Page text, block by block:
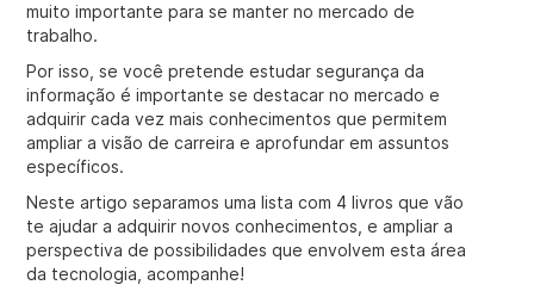
muito importante para se manter no mercado de
trabalho.
Por isso, se você pretende estudar segurança da
informação é importante se destacar no mercado e
adquirir cada vez mais conhecimentos que permitem
ampliar a visão de carreira e aprofundar em assuntos
específicos.
Neste artigo separamos uma lista com 4 livros que vão
te ajudar a adquirir novos conhecimentos, e ampliar a
perspectiva de possibilidades que envolvem esta área
da tecnologia, acompanhe!